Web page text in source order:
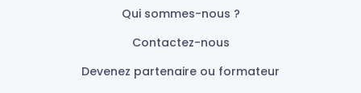
Qui sommes-nous ?
Contactez-nous
Devenez partenaire ou formateur